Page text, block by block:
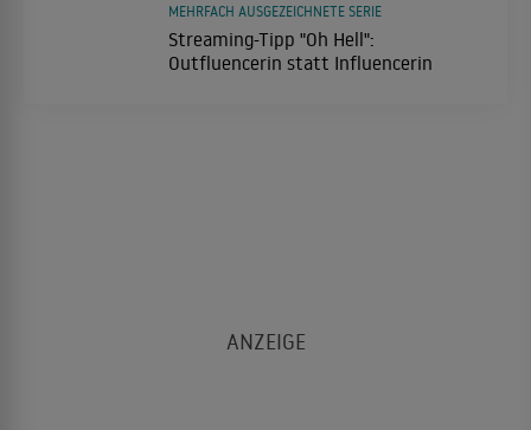
Streaming-Tipp "Oh Hell":
Outfluencerin statt Influencerin
MEHRFACH AUSGEZEICHNETE SERIE